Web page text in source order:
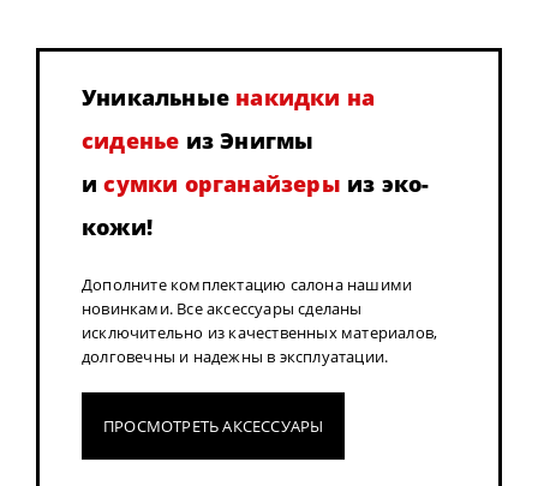
Уникальные накидки на
сиденье из Энигмы
исумки органайзеры из эко-
кожи!
Дополните комплектацию салона нашими
новинками. Все аксессуары сделаны
исключительно из качественных материалов,
долговечны и надежны в эксплуатации.
ПРОСМОТРЕТЬ АКСЕССУАРЫ